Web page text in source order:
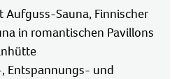
Sauna, Finnischer
in romantischen Pavillons
Entspannungs- und